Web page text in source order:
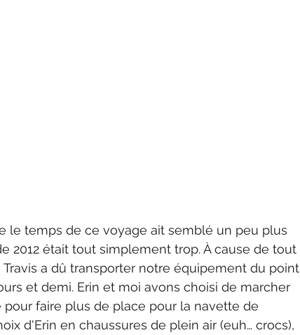
le temps de ce voyage ait semblé un peu plus
2012 était tout simplement trop. À cause de tout
a dû transporter notre équipement du point
et demi. Erin et moi avons choisi de marcher
faire plus de place pour la navette de
d'Erin en chaussures de plein air (euh… crocs),